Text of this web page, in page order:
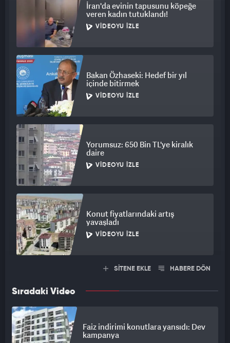
İran'da evinin tapusunu köpeğe
veren kadın tutuklandı!
VIDEOYU İZLE
Bakan Özhaseki: Hedef bir yıl
içinde bitirmek
VIDEOYU İZLE
Yorumsuz: 650 Bin TL'ye kiralık
daire
VIDEOYU İZLE
Konut fiyatlarındaki artış
yavaşladı
VIDEOYU İZLE
SİTENE EKLE HABERE DÖN
Sıradaki Video
Faiz indirimi konutlara yansıdı: Dev
kampanya